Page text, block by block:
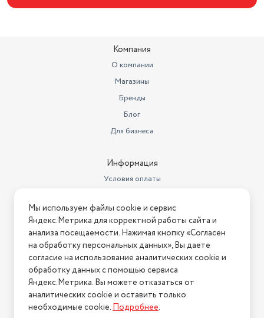
Компания
О компании
Магазины
Бренды
Блог
Для бизнеса
Информация
Условия оплаты
Условия возврата
Нашли ошибку на сайте? Напишите нам
2026 © Интернет-магазин "АстМаркет". У нас есть всё!
Политика конфиденциальности
Мы используем файлы cookie и сервис
Яндекс.Метрика для корректной работы сайта и
анализа посещаемости. Нажимая кнопку «Согласен
на обработку персональных данных», Вы даете
согласие на использование аналитических cookie и
обработку данных с помощью сервиса
Яндекс.Метрика. Вы можете отказаться от
аналитических cookie и оставить только
необходимые cookie.Подробнее.